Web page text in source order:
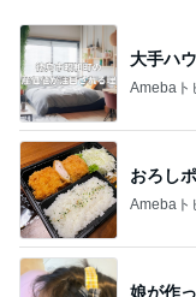
大手ハ
Amebaト
おろし
Amebaト
娘が作